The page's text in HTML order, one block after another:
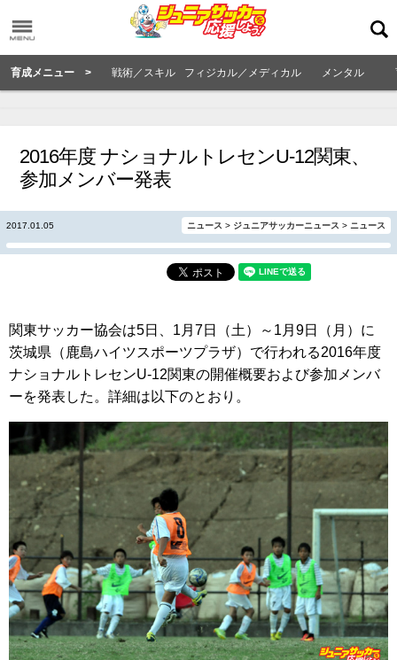
育成メニュー > 戦術／スキル フィジカル／メディカル メンタル
2016年度 ナショナルトレセンU-12関東、
参加メンバー発表
2017.01.05 ニュース > ジュニアサッカーニュース > ニュース
関東サッカー協会は5日、1月7日（土）～1月9日（月）に
茨城県（鹿島ハイツスポーツプラザ）で行われる2016年度
ナショナルトレセンU-12関東の開催概要および参加メンバ
ーを発表した。詳細は以下のとおり。